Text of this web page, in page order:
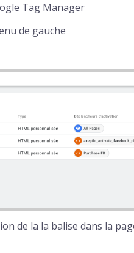
Tag Manager
de gauche
de la la balise dans la